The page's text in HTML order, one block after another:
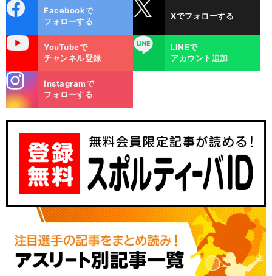
ok
Facebookで
フォローする
Xでフォローする
YouTubeで
チャンネル登録
LINE
LINEで
アカウント追加
m
Instagramで
フォローする